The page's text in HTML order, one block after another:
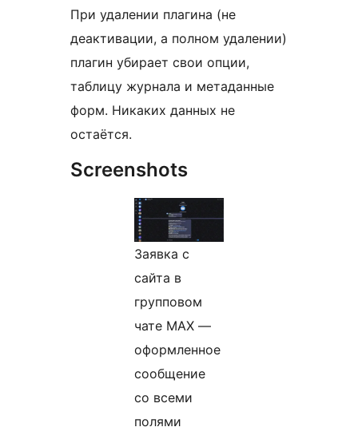
При удалении плагина (не
деактивации, а полном удалении)
плагин убирает свои опции,
таблицу журнала и метаданные
форм. Никаких данных не
остаётся.
Screenshots
Заявка с
сайта в
групповом
чате MAX —
оформленное
сообщение
со всеми
полями